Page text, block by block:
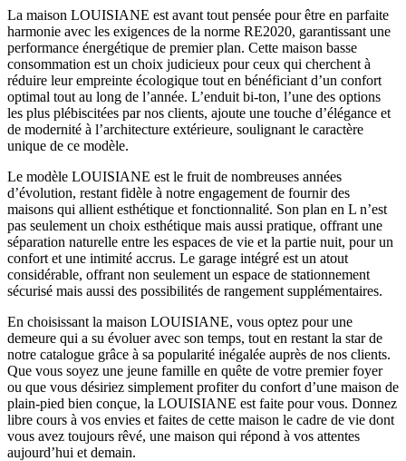
La maison LOUISIANE est avant tout pensée pour être en parfaite
harmonie avec les exigences de la norme RE2020, garantissant une
performance énergétique de premier plan. Cette maison basse
consommation est un choix judicieux pour ceux qui cherchent à
réduire leur empreinte écologique tout en bénéficiant d’un confort
optimal tout au long de l’année. L’enduit bi-ton, l’une des options
les plus plébiscitées par nos clients, ajoute une touche d’élégance et
de modernité à l’architecture extérieure, soulignant le caractère
unique de ce modèle.
Le modèle LOUISIANE est le fruit de nombreuses années
d’évolution, restant fidèle à notre engagement de fournir des
maisons qui allient esthétique et fonctionnalité. Son plan en L n’est
pas seulement un choix esthétique mais aussi pratique, offrant une
séparation naturelle entre les espaces de vie et la partie nuit, pour un
confort et une intimité accrus. Le garage intégré est un atout
considérable, offrant non seulement un espace de stationnement
sécurisé mais aussi des possibilités de rangement supplémentaires.
En choisissant la maison LOUISIANE, vous optez pour une
demeure qui a su évoluer avec son temps, tout en restant la star de
notre catalogue grâce à sa popularité inégalée auprès de nos clients.
Que vous soyez une jeune famille en quête de votre premier foyer
ou que vous désiriez simplement profiter du confort d’une maison de
plain-pied bien conçue, la LOUISIANE est faite pour vous. Donnez
libre cours à vos envies et faites de cette maison le cadre de vie dont
vous avez toujours rêvé, une maison qui répond à vos attentes
aujourd’hui et demain.